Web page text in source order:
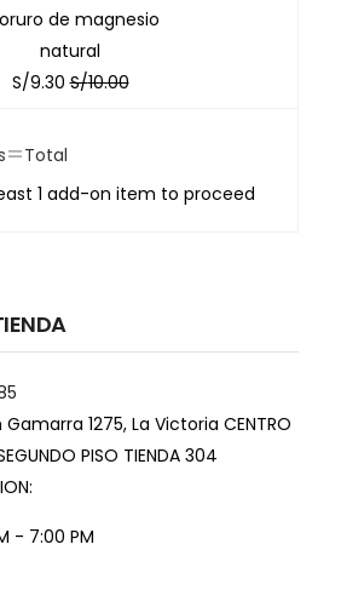
de magnesio
natural
S/9.30 S/10.00
=Total
1 add-on item to proceed
1275, La Victoria CENTRO
PISO TIENDA 304
- 7:00 PM